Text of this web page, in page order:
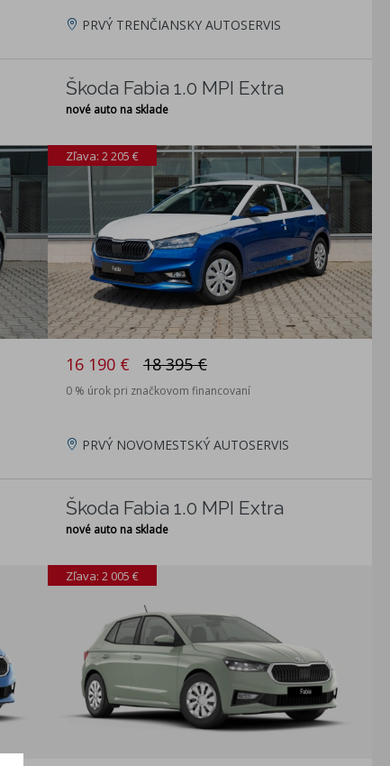
PRVÝ TRENČIANSKY AUTOSERVIS
Škoda Fabia 1.0 MPI Extra
nové auto na sklade
Zľava: 2 205 €
16 190 € 18 395 €
0 % úrok pri značkovom financovaní
PRVÝ NOVOMESTSKÝ AUTOSERVIS
Škoda Fabia 1.0 MPI Extra
nové auto na sklade
Zľava: 2 005 €